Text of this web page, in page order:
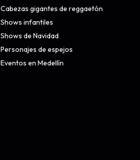
Cabezas gigantes de reggaetón
Shows infantiles
Shows de Navidad
Personajes de espejos
Eventos en Medellín